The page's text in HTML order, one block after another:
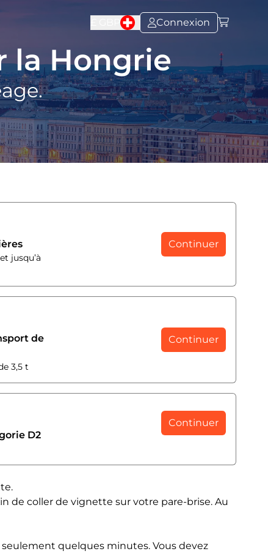
Connexion
la Hongrie
de coller de vignette sur votre pare-brise. Au
quelques minutes. Vous devez
jusqu’à
Continuer
de
3,5 t
Continuer
D2
Continuer